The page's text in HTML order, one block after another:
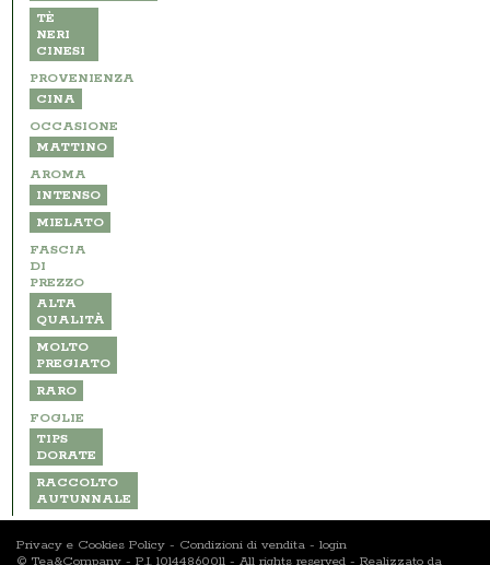
TÈ
NERI
CINESI
PROVENIENZA
CINA
OCCASIONE
MATTINO
AROMA
INTENSO
MIELATO
FASCIA
DI
PREZZO
ALTA
QUALITÀ
MOLTO
PREGIATO
RARO
FOGLIE
TIPS
DORATE
RACCOLTO
AUTUNNALE
Privacy e Cookies Policy - Condizioni di vendita - login
© Tea&Company - P.I. 10144860011 - All rights reserved - Realizzato da